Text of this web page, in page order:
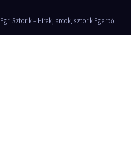
Egri Sztorik – Hírek, arcok, sztorik Egerből